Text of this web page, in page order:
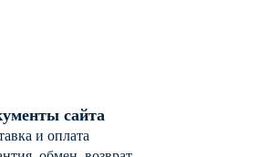
сайта
и оплата